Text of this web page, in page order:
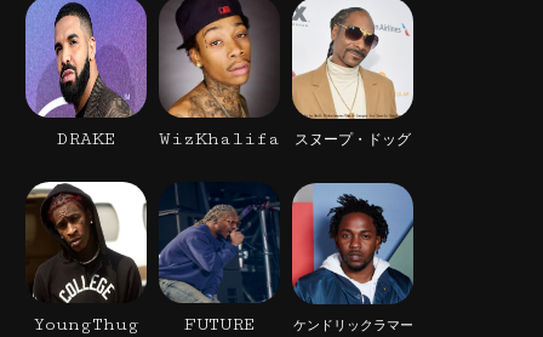
DRAKE WizKhalifa スヌープ・ドッグ
YoungThug FUTURE ケンドリックラマー